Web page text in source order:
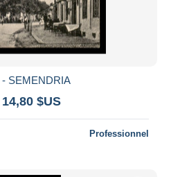
- SEMENDRIA
$US
Professionnel